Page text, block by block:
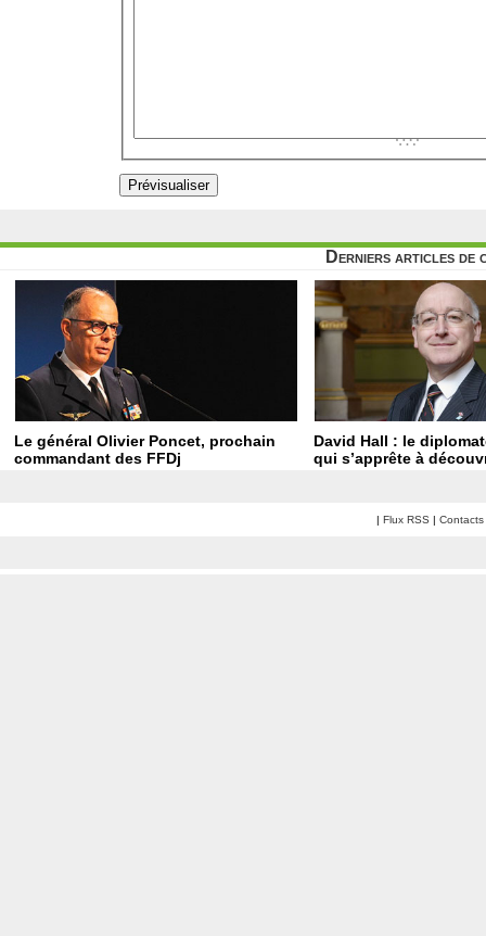
Derniers articles de
Le général Olivier Poncet, prochain
commandant des FFDj
David Hall : le
qui s’apprête à
| Flux RSS | Contacts